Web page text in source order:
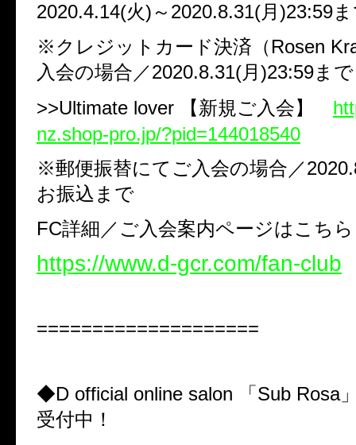
2020.4.14(火)～2020.8.31(月)23:59
※クレジットカード決済（Rosen
入会の場合／2020.8.31(月)23:59まで
>>Ultimate lover 【新規ご入会】
nz.shop-pro.jp/?pid=144018540
※郵便振替にてご入会の場合／
お振込まで
FC詳細／ご入会案内ページはこちら
https://www.d-gcr.com/fan-club
====================
◆D official online salon 「Sub Rosa
受付中！